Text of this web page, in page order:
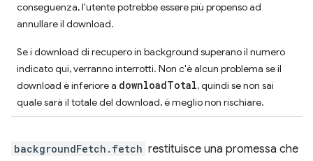
conseguenza, l'utente potrebbe essere più propenso ad
annullare il download.
Se i download di recupero in background superano il numero
indicato qui, verranno interrotti. Non c'è alcun problema se il
download è inferiore a downloadTotal, quindi se non sai
quale sarà il totale del download, è meglio non rischiare.
backgroundFetch.fetch restituisce una promessa che